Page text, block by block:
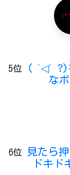
5位
( ˙◁˙ ?)
な
6位
見たら
ドキド